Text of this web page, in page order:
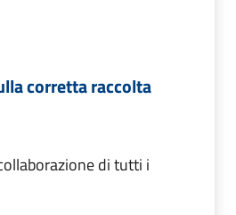
corretta raccolta
di tutti i